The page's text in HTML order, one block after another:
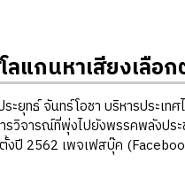
แกนหาเสียงเลือ
ธ์ จันทร์โอชา บริหารประเทศไ
รวิจารณ์ที่พุ่งไปยังพรรคพลังปร
งปี 2562 เพจเฟสบุ๊ค